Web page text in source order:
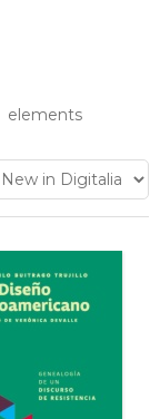
elements